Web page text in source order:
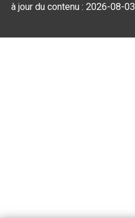
à jour du contenu :2026-08-03